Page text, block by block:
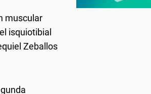
muscular
isquiotibial
Zeballos